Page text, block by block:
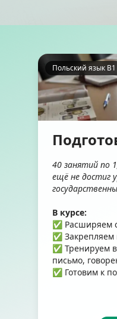
Польский язык B1
40 занятий по
ещё не достиг
В курсе:
✅ Расширяем
✅ Закрепляем
✅ Тренируем
письмо,
✅ Готовим к